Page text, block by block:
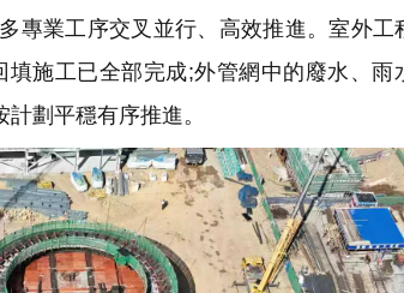
專業工序交叉並行、高效推進。室外工
施工已全部完成;外管網中的廢水、雨
劃平穩有序推進。